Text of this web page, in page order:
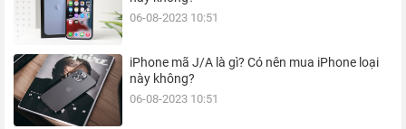
06-08-2023 10:51
iPhone mã J/A là gì? Có nên mua iPhone loại
này không?
06-08-2023 10:51